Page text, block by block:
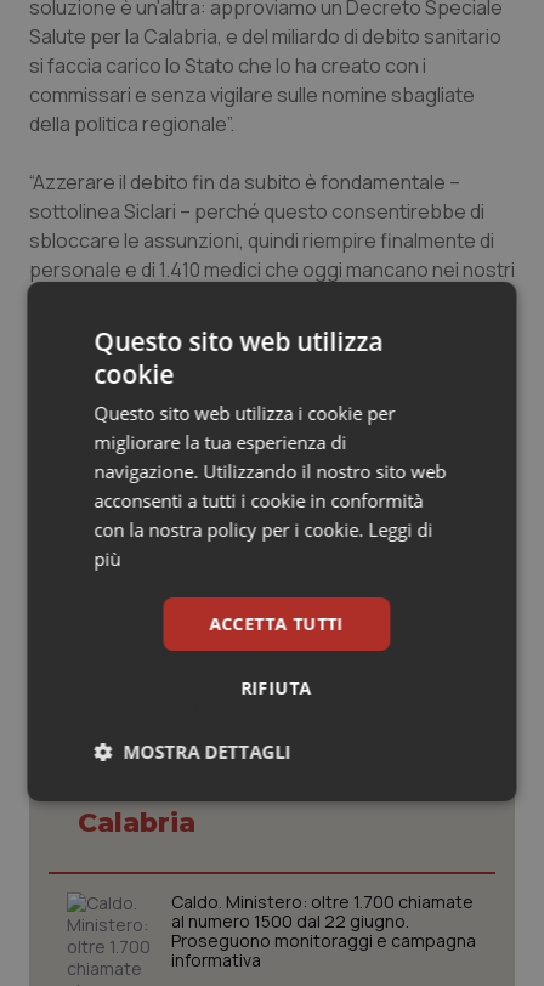
Salute orale & impianti
Sangue & coagulazione
Tumore al seno
Tumore ovarico
Tumori del Polmone & Testa Collo
Tumori gastrointestinali
Ulcera & Reflusso
Vaccini
soluzione è un'altra: approviamo un Decreto Speciale
Salute per la Calabria, e del miliardo di debito sanitario
si faccia carico lo Stato che lo ha creato con i
commissari e senza vigilare sulle nomine sbagliate
della politica regionale”.
“Azzerare il debito fin da subito è fondamentale –
sottolinea Siclari – perché questo consentirebbe di
sbloccare le assunzioni, quindi riempire finalmente di
personale e di 1.410 medici che oggi mancano nei nostri
assistenza in tempi congrui senza costringere i
pazienti a rivolgersi fuori regione e questo permetterà
alla Calabria di ricevere ogni anno i 360 milioni che lo
Stato spende per curare i calabresi fuori regione. In
questo modo avremo garantito il diritto alla salute per
la prima volta in Calabria”.
20 Aprile 2019
Calabria
Caldo. Ministero: oltre 1.700 chiamate
al numero 1500 dal 22 giugno.
Proseguono monitoraggi e campagna
informativa
Questo sito web utilizza
cookie
Questo sito web utilizza i cookie per
migliorare la tua esperienza di
navigazione. Utilizzando il nostro sito web
acconsenti a tutti i cookie in conformità
con la nostra policy per i cookie. Leggi di
più
ACCETTA TUTTI
RIFIUTA
MOSTRA DETTAGLI
Necessari Statistici Marketing